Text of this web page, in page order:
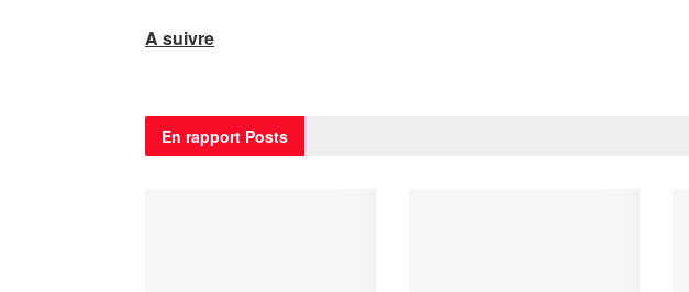
A suivre
En rapport Posts